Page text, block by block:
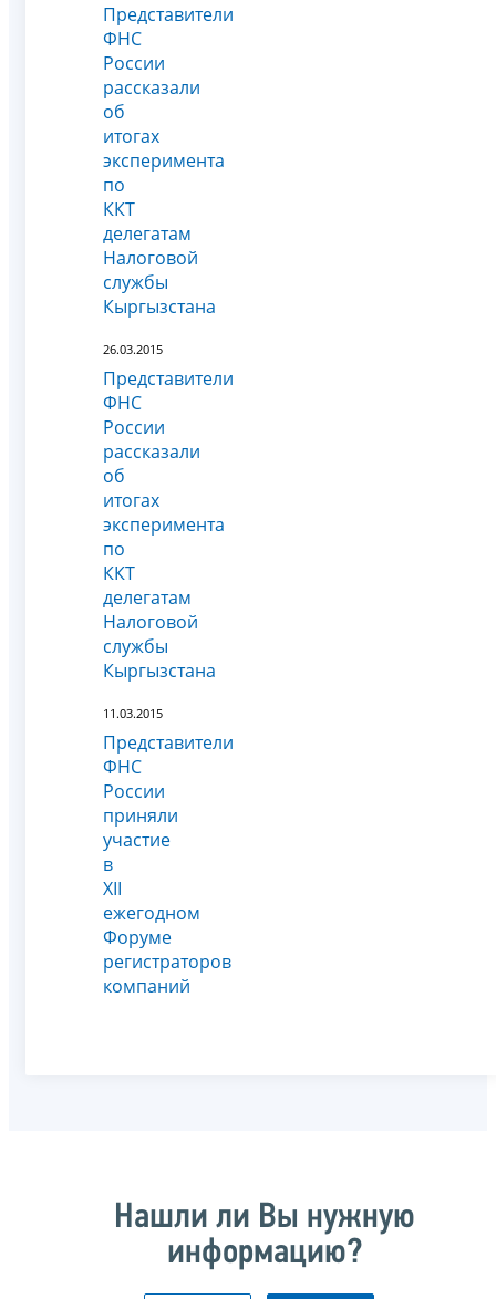
Представители
ФНС
России
рассказали
об
итогах
эксперимента
по
ККТ
делегатам
Налоговой
службы
Кыргызстана
26.03.2015
Представители
ФНС
России
рассказали
об
итогах
эксперимента
по
ККТ
делегатам
Налоговой
службы
Кыргызстана
11.03.2015
Представители
ФНС
России
приняли
участие
в
XII
ежегодном
Форуме
регистраторов
компаний
Нашли ли Вы нужную
информацию?